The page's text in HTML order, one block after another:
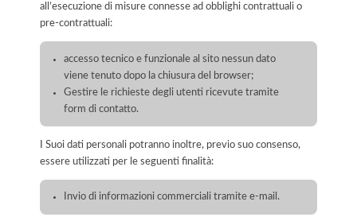
all’esecuzione di misure connesse ad obblighi contrattuali o
pre-contrattuali:
accesso tecnico e funzionale al sito nessun dato
viene tenuto dopo la chiusura del browser;
Gestire le richieste degli utenti ricevute tramite
form di contatto.
I Suoi dati personali potranno inoltre, previo suo consenso,
essere utilizzati per le seguenti finalità:
Invio di informazioni commerciali tramite e-mail.